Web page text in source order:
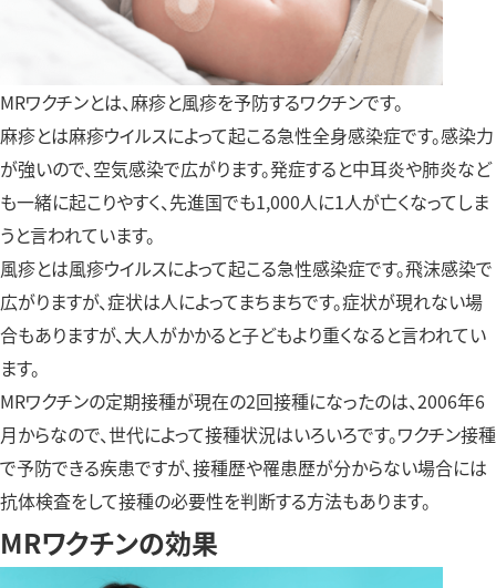
MRワクチンとは、麻疹と風疹を予防するワクチンです。
麻疹とは麻疹ウイルスによって起こる急性全身感染症です。感染力
が強いので、空気感染で広がります。発症すると中耳炎や肺炎など
も一緒に起こりやすく、先進国でも1,000人に1人が亡くなってしま
うと言われています。
風疹とは風疹ウイルスによって起こる急性感染症です。飛沫感染で
広がりますが、症状は人によってまちまちです。症状が現れない場
合もありますが、大人がかかると子どもより重くなると言われてい
ます。
MRワクチンの定期接種が現在の2回接種になったのは、2006年6
月からなので、世代によって接種状況はいろいろです。ワクチン接種
で予防できる疾患ですが、接種歴や罹患歴が分からない場合には
抗体検査をして接種の必要性を判断する方法もあります。
MRワクチンの効果